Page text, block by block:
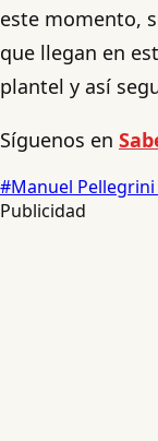
este momento,
que llegan en
plantel y así
Síguenos en
#Manuel Pellegrini
Publicidad